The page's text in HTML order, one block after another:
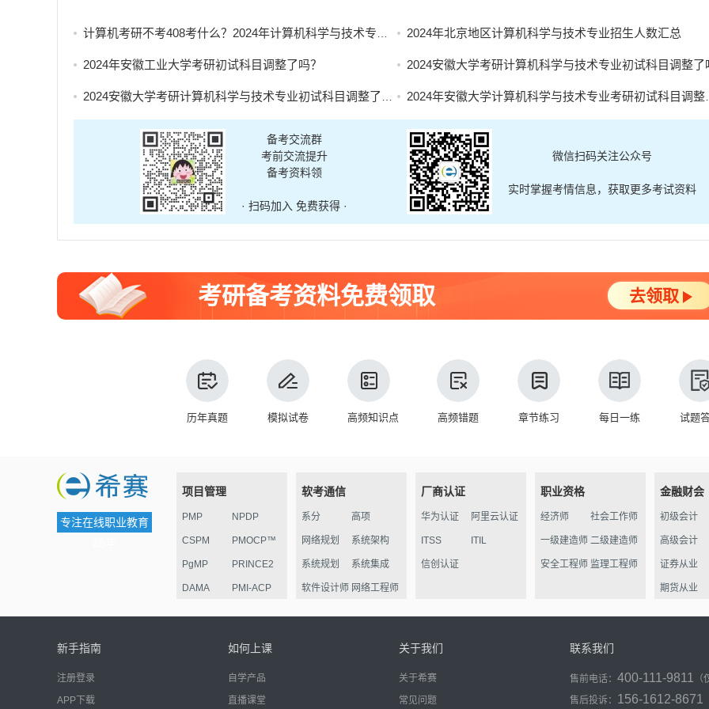
计算机考研不考408考什么？2024年计算机科学与技术专业自命题考试科目汇总 2024年北京地区计算机科学与技术专业招生人数汇总
2024年安徽工业大学考研初试科目调整了吗？ 2024安徽大学考研计算机科学与技术专业初试科目调整了
2024安徽大学考研计算机科学与技术专业初试科目调整了吗？ 2024年安徽大学计算机科学与技术专业考研初试科目调整了吗？
备考交流群
考前交流提升
备考资料领
· 扫码加入 免费获得 ·
微信扫码关注公众号
实时掌握考情信息，获取更多考试资料
考研备考资料免费领取 去领取
历年真题 模拟试卷 高频知识点 高频错题 章节练习 每日一练 试题
专注在线职业教育
项目管理
PMP NPDP
CSPM PMOCP™
PgMP PRINCE2
DAMA PMI-ACP
软考通信
系分 高项
网络规划 系统架构
系统规划 系统集成
软件设计师 网络工程师
厂商认证
华为认证 阿里云认证
ITSS ITIL
信创认证
职业资格
经济师 社会工作师
一级建造师 二级建造师
安全工程师 监理工程师
金融财会
初级会计
高级会计
证券从业
期货从业
新手指南
注册登录
APP下载
如何上课
自学产品
直播课堂
关于我们
关于希赛
常见问题
联系我们
售前电话： 400-111-9811
售后投诉： 156-1612-8671